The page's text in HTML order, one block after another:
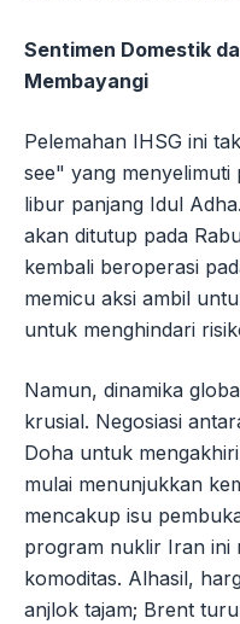
Sentimen Domestik
Membayangi
Pelemahan IHSG ini
see" yang menyelimuti
libur panjang Idul
akan ditutup pada
kembali beroperasi
memicu aksi ambil
untuk menghindari
Namun, dinamika
krusial. Negosiasi
Doha untuk
mulai menunjukkan
mencakup isu
program nuklir Iran ini
komoditas. Alhasil,
anjlok tajam; Brent